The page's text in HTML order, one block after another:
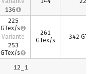
136
225
GTex/s
Variante
253
GTex/s
261
GTex/s
342
12_1